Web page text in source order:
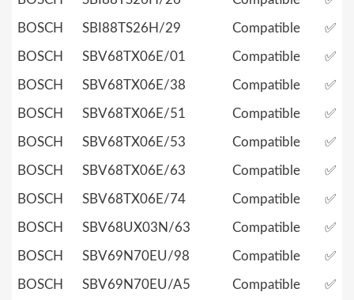
BOSCH SBI88TS26H/29 Compatible ✅
BOSCH SBV68TX06E/01 Compatible ✅
BOSCH SBV68TX06E/38 Compatible ✅
BOSCH SBV68TX06E/51 Compatible ✅
BOSCH SBV68TX06E/53 Compatible ✅
BOSCH SBV68TX06E/63 Compatible ✅
BOSCH SBV68TX06E/74 Compatible ✅
BOSCH SBV68UX03N/63 Compatible ✅
BOSCH SBV69N70EU/98 Compatible ✅
BOSCH SBV69N70EU/A5 Compatible ✅